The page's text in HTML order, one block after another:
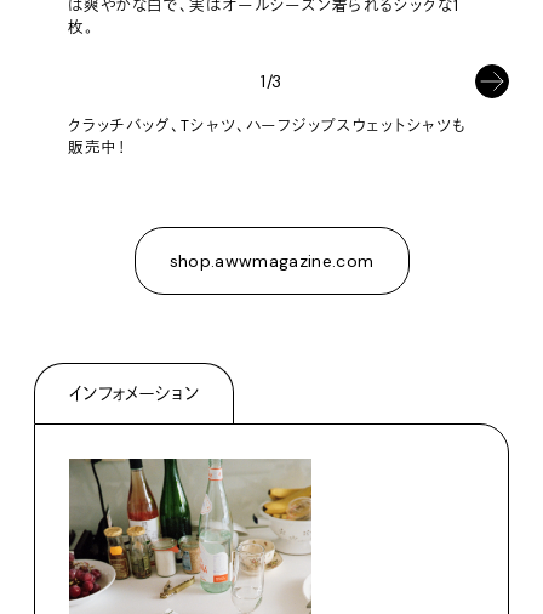
は爽やかな白で、実はオールシーズン着られるシックな1
枚。
1/3
クラッチバッグ、Tシャツ、ハーフジップスウェットシャツも
販売中！
shop.awwmagazine.com
インフォメーション